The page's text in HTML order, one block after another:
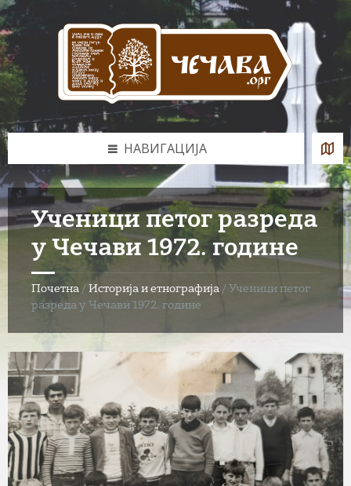
Skip
to
content
Skip
to
left
sidebar
Skip
to
footer
НАВИГАЦИЈА
Ученици петог разреда
у Чечави 1972. године
Почетна / Историја и етнографија / Ученици петог
разреда у Чечави 1972. године